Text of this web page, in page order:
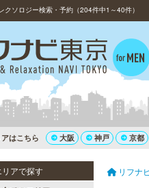
クソロジー検索・予約（204件中1～40件）
はこちら 大阪 神戸 京都
アで探す
リフナ